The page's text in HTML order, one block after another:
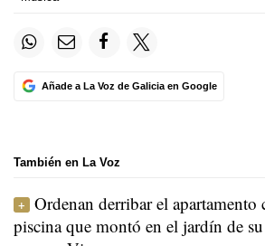
Añade a La Voz de Galicia en Google
También en La Voz
Ordenan derribar el apartamento
piscina que montó en el jardín de su